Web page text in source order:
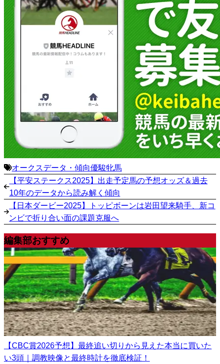
オークスデータ・傾向優駿牝馬
【平安ステークス2025】出走予定馬の予想オッズ＆過去
10年のデータから読み解く傾向
【日本ダービー2025】トッピボーンは岩田望来騎手、新コ
ンビで折り合い面の課題克服へ
編集部おすすめ
【CBC賞2026予想】最終追い切りから見えた本当に買いた
い3頭｜調教映像と最終時計を徹底検証！